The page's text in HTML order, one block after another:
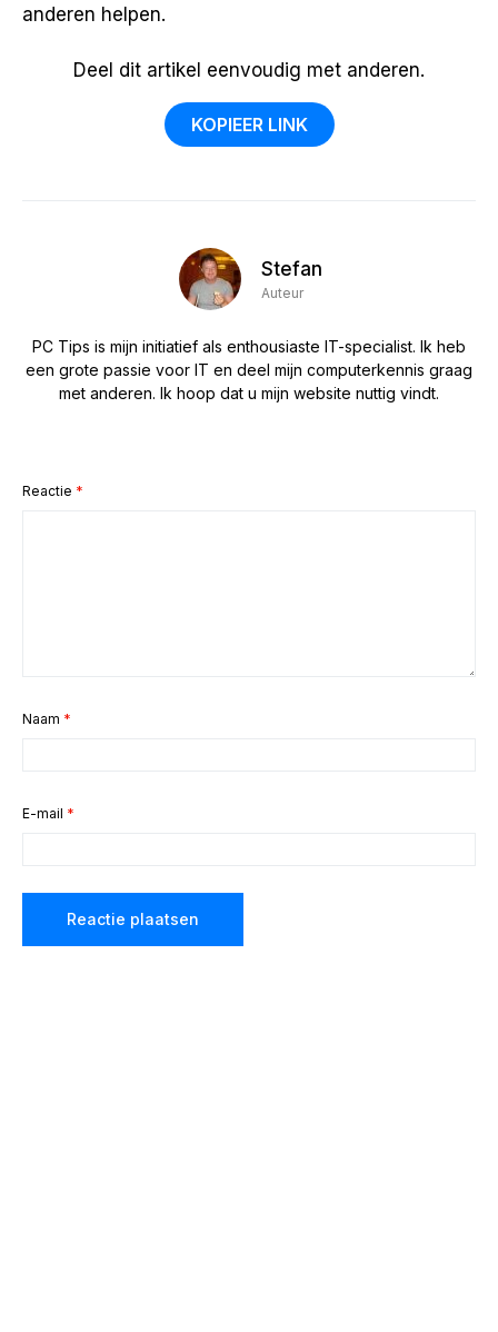
anderen helpen.
Deel dit artikel eenvoudig met anderen.
KOPIEER LINK
Stefan
Auteur
PC Tips is mijn initiatief als enthousiaste IT-specialist. Ik heb
een grote passie voor IT en deel mijn computerkennis graag
met anderen. Ik hoop dat u mijn website nuttig vindt.
Reactie *
Naam *
E-mail *